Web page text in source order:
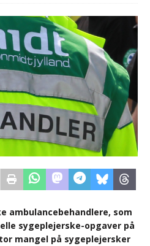
ambulancebehandlere, som
sygeplejerske-opgaver på
mangel på sygeplejersker